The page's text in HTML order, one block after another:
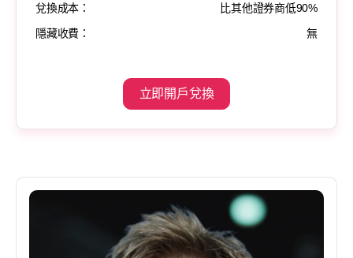
兌換成本：
比其他證券商低90%
隱藏收費：
無
立即開戶兌換